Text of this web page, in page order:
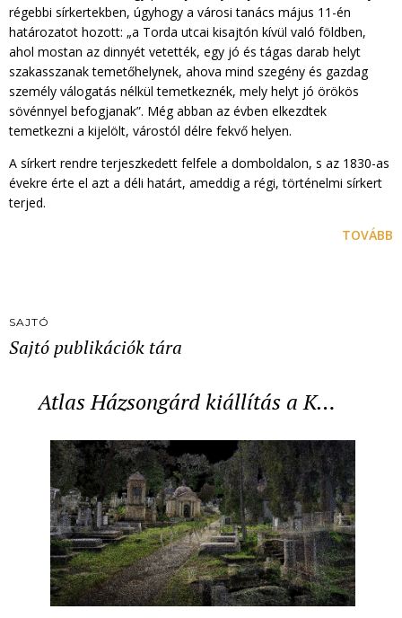
régebbi sírkertekben, úgyhogy a városi tanács május 11-én
határozatot hozott: „a Torda utcai kisajtón kívül való földben,
ahol mostan az dinnyét vetették, egy jó és tágas darab helyt
szakasszanak temetőhelynek, ahova mind szegény és gazdag
személy válogatás nélkül temetkeznék, mely helyt jó örökös
sövénnyel befogjanak”. Még abban az évben elkezdtek
temetkezni a kijelölt, várostól délre fekvő helyen.
A sírkert rendre terjeszkedett felfele a domboldalon, s az 1830-as
évekre érte el azt a déli határt, ameddig a régi, történelmi sírkert
terjed.
TOVÁBB
SAJTÓ
Sajtó publikációk tára
Atlas Házsongárd kiállítás a K…